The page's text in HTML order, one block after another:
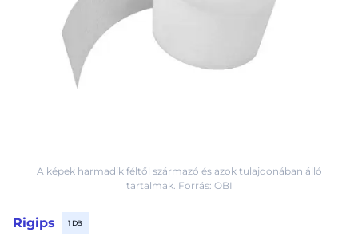
Rigips 1 DB
A képek harmadik féltől származó és azok tulajdonában álló
tartalmak. Forrás: OBI